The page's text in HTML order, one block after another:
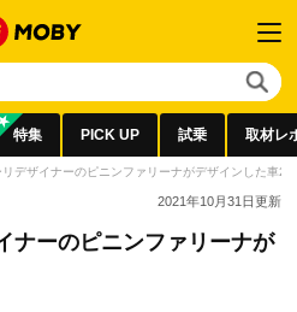
特集 PICK UP 試乗 取材レ
リデザイナーのピニンファリーナがデザインした車21
2021年10月31日更新
ナーのピニンファリーナが